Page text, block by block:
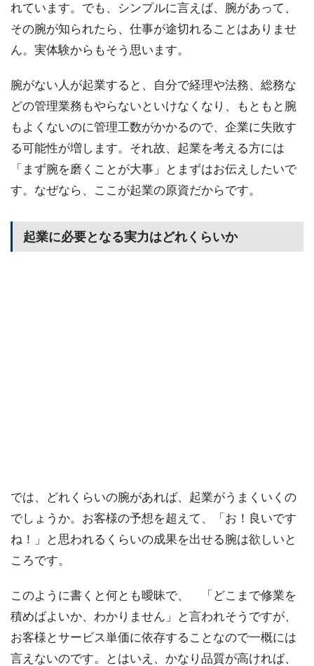
れています。でも、シンプルに言えば、腕があって、
その腕が知られたら、仕事が途切れることはありませ
ん。実体験からもそう思います。
腕がない人が起業すると、自分で経理や法務、総務な
どの管理業務もやらないといけなくなり、もともと腕
もよくないのに管理工数がかかるので、企業に失敗す
る可能性が増します。それ故、起業を考える方には
「まず腕を磨くことが大事」とまずはお伝えしたいで
す。なぜなら、ここが起業の原資だからです。
起業に必要となる実力はどれくらいか
では、どれくらいの腕があれば、起業がうまくいくの
でしょうか。お客様の予想を超えて、「お！良いです
ね！」と思われるくらいの成果を出せる腕は欲しいと
ころです。
このように書くと何とも曖昧で、 「どこまで修業を
積めばよいか、わかりません」と言われそうですが、
お客様とサービス単価に依存することなので一概には
言えないのです。とはいえ、かなり品質が高ければ、